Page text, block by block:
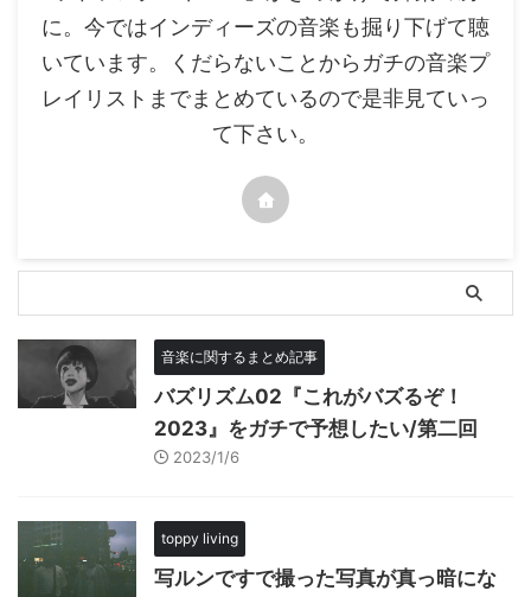
に。今ではインディーズの音楽も掘り下げて聴
いています。くだらないことからガチの音楽プ
レイリストまでまとめているので是非見ていっ
て下さい。
音楽に関するまとめ記事
バズリズム02『これがバズるぞ！
2023』をガチで予想したい/第二回
2023/1/6
toppy living
写ルンですで撮った写真が真っ暗にな